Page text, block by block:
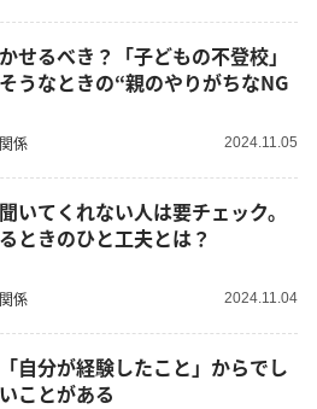
せるべき？「子どもの不登校」
うなときの“親のやりがちなNG
係 2024.11.05
いてくれない人は要チェック。
ときのひと工夫とは？
係 2024.11.04
自分が経験したこと」からでし
ことがある